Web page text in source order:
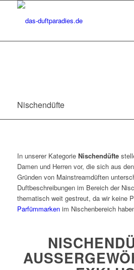
Nischendüfte
In unserer Kategorie Nischendüfte
Damen und Herren vor, die sich aus
Gründen von Mainstreamdüften
Duftbeschreibungen im Bereich der
thematisch weit gestreut, da wir keine
Parfümmarkenim Nischenbereich